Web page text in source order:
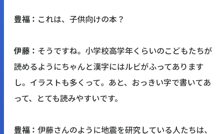
豊福： これは、子供向けの本？
伊藤： そうですね。小学校高学年くらいのこどもたちが
読めるようにちゃんと漢字にはルビがふってあります
し。イラストも多くって。あと、おっきい字で書いてあ
って、とても読みやすいです。
豊福： 伊藤さんのように地震を研究している人たちは、